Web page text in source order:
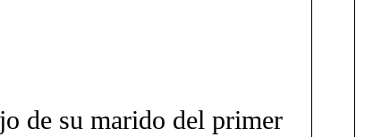
de su marido del primer